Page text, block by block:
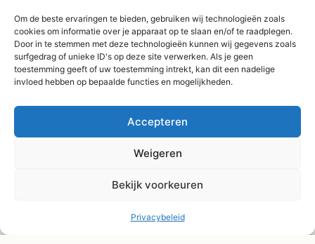
Om de beste ervaringen te bieden, gebruiken wij technologieën zoals
cookies om informatie over je apparaat op te slaan en/of te raadplegen.
Door in te stemmen met deze technologieën kunnen wij gegevens zoals
surfgedrag of unieke ID's op deze site verwerken. Als je geen
toestemming geeft of uw toestemming intrekt, kan dit een nadelige
invloed hebben op bepaalde functies en mogelijkheden.
Accepteren
Weigeren
Bekijk voorkeuren
Privacybeleid
vanaf €75,-
Verzending binnen 3-
4 werkdagen
Afhaal Kloosterdijk